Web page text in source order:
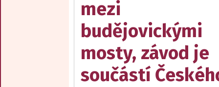
mezi
budějovickými
mosty, závod je
součástí